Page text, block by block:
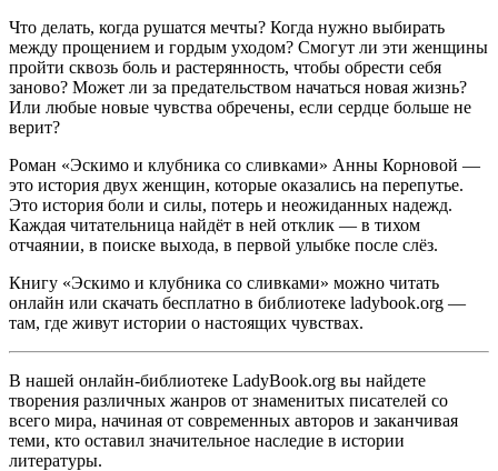
Что делать, когда рушатся мечты? Когда нужно выбирать
между прощением и гордым уходом? Смогут ли эти женщины
пройти сквозь боль и растерянность, чтобы обрести себя
заново? Может ли за предательством начаться новая жизнь?
Или любые новые чувства обречены, если сердце больше не
верит?
Роман «Эскимо и клубника со сливками» Анны Корновой —
это история двух женщин, которые оказались на перепутье.
Это история боли и силы, потерь и неожиданных надежд.
Каждая читательница найдёт в ней отклик — в тихом
отчаянии, в поиске выхода, в первой улыбке после слёз.
Книгу «Эскимо и клубника со сливками» можно читать
онлайн или скачать бесплатно в библиотеке ladybook.org —
там, где живут истории о настоящих чувствах.
В нашей онлайн-библиотеке LadyBook.org вы найдете
творения различных жанров от знаменитых писателей со
всего мира, начиная от современных авторов и заканчивая
теми, кто оставил значительное наследие в истории
литературы.